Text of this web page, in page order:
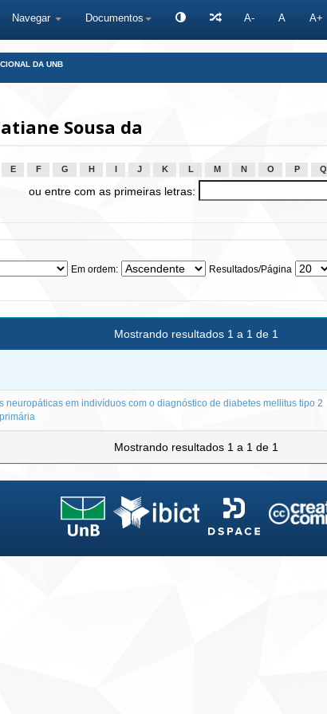
Navegar Documentos A- A A+
DA UNB
Sousa da
E F G H J K L M N O P Q
ou entre com as primeiras letras:
Em ordem: Resultados/Página
Mostrando resultados 1 a 1 de 1
neuropáticas em indivíduos com o diagnóstico de diabetes mellitus tipo 2
Mostrando resultados 1 a 1 de 1